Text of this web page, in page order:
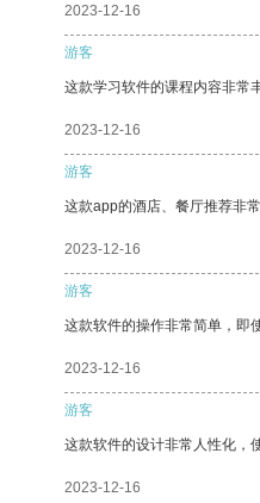
2023-12-16
游客
这款学习软件的课程内容非常
2023-12-16
游客
这款app的酒店、餐厅推荐非
2023-12-16
游客
这款软件的操作非常简单，即
2023-12-16
游客
这款软件的设计非常人性化，
2023-12-16